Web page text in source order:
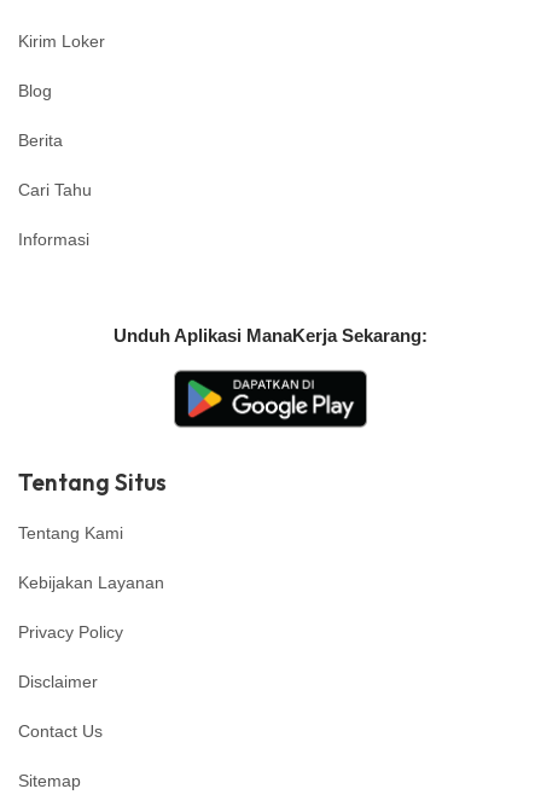
Kirim Loker
Blog
Berita
Cari Tahu
Informasi
Unduh Aplikasi ManaKerja Sekarang:
Tentang Situs
Tentang Kami
Kebijakan Layanan
Privacy Policy
Disclaimer
Contact Us
Sitemap